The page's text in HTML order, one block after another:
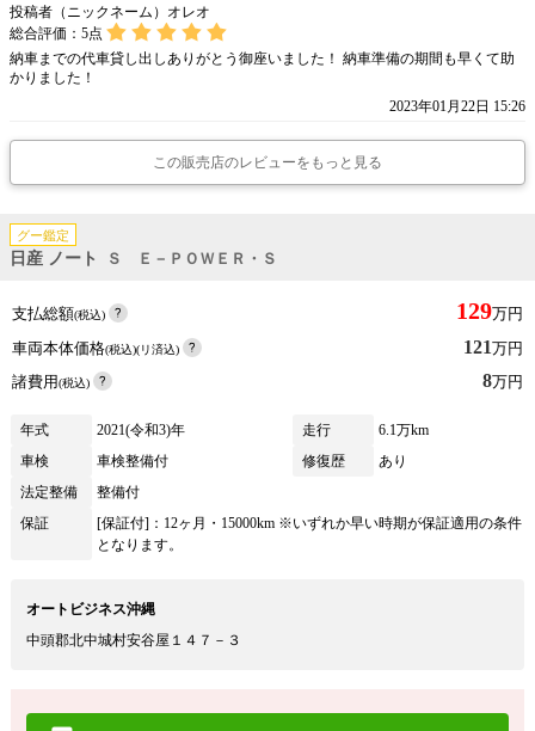
投稿者（ニックネーム）オレオ
総合評価： 5点
納車までの代車貸し出しありがとう御座いました！ 納車準備の期間も早くて助
かりました！
2023年01月22日 15:26
この販売店のレビューをもっと見る
グー鑑定
日産 ノート Ｓ Ｅ－ＰＯＷＥＲ・Ｓ
支払総額(税込) 129万円
車両本体価格(税込)(リ済込) 121万円
諸費用(税込) 8万円
年式 2021(令和3)年 走行
6.1万km
車検
車検整備付 修復歴
あり
法定整備
整備付
保証
[保証付]：12ヶ月・15000km ※いずれか早い時期が保証適用の条件
となります。
オートビジネス沖縄
中頭郡北中城村安谷屋１４７－３